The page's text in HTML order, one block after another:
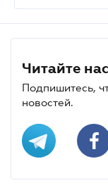
Читайте
Подпишитесь,
новостей.